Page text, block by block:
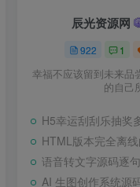
辰光资源网
922 1
幸福不应该留到未来品
的自己
H5幸运刮刮乐抽奖
HTML版本完全离线的PDF工具箱，合并
语音转文字源码逐句修
AI 生图创作系统源